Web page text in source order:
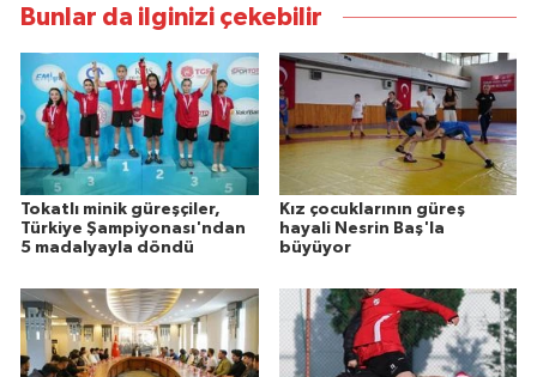
Bunlar da ilginizi çekebilir
Tokatlı minik güreşçiler,
Türkiye Şampiyonası'ndan
5 madalyayla döndü
Kız çocuklarının güreş
hayali Nesrin Baş'la
büyüyor